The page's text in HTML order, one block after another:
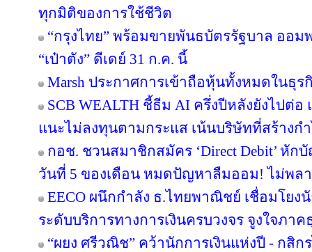
ทุกมิติของการใช้ชีวิต
“กรุงไทย” พร้อมขายพันธบัตรรัฐบาล ออ
“เป๋าตัง” ดีเดย์ 31 ก.ค. นี้
Marsh ประกาศการเข้าถือหุ้นทั้งหมดในธุร
SCB WEALTH ชี้ธีม AI ครึ่งปีหลังยังไปต่
แนะไม่ลงทุนตามกระแส เน้นบริษัทที่สร้างก
กอช. ชวนสมาชิกสมัคร ‘Direct Debit’ หั
วันที่ 5 ของเดือน หมดปัญหาลืมออม! ไม่พล
EECO ผนึกกำลัง ธ.ไทยพาณิชย์ เชื่อมโยง
ระดับบริการทางการเงินครบวงจร จูงใจภา
“ผยง ศรีวณิช” คว้านักการเงินแห่งปี - กสิ